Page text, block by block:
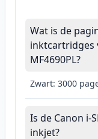
Wat is de
inktcartridges
MF4690PL?
Zwart: 3000
Is de Canon i-
inkjet?